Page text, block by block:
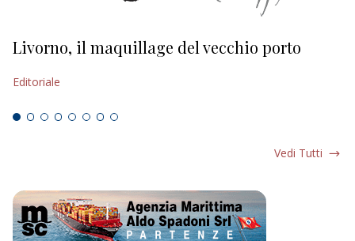
Livorno, il maquillage del vecchio porto
Editoriale
Vedi Tutti